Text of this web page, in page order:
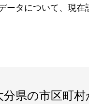
ータについて、現
分県の市区町